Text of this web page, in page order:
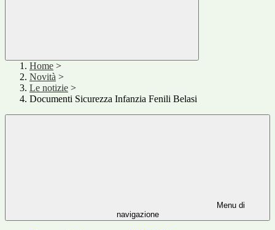
Home >
Novità >
Le notizie >
Documenti Sicurezza Infanzia Fenili Belasi
Menu di
navigazione